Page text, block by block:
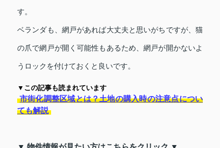
す。
ベランダも、網戸があれば大丈夫と思いがちですが、猫
の爪で網戸が開く可能性もあるため、網戸が開かないよ
うロックを付けておくと良いです。
▼この記事も読まれています
市街化調整区域とは？土地の購入時の注意点につい
ても解説